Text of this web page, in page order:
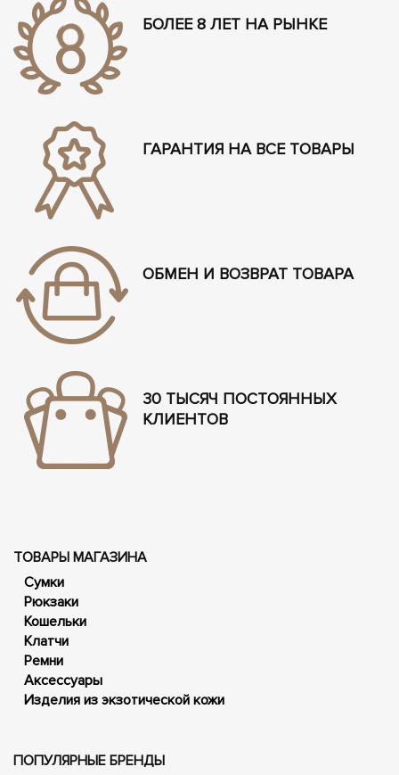
БОЛЕЕ 8 ЛЕТ НА РЫНКЕ
ГАРАНТИЯ НА ВСЕ ТОВАРЫ
ОБМЕН И ВОЗВРАТ ТОВАРА
30 ТЫСЯЧ ПОСТОЯННЫХ
КЛИЕНТОВ
ТОВАРЫ МАГАЗИНА
Сумки
Рюкзаки
Кошельки
Клатчи
Ремни
Аксессуары
Изделия из экзотической кожи
ПОПУЛЯРНЫЕ БРЕНДЫ